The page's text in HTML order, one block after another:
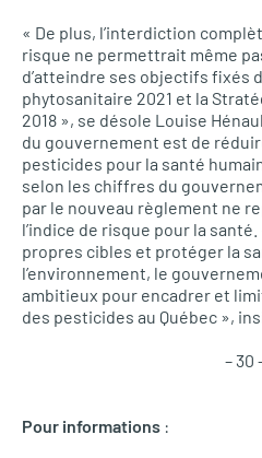
« De plus, l’interdiction
risque ne permettrait même
d’atteindre ses objectifs fixés
phytosanitaire 2021 et la
2018 », se désole Louise
du gouvernement est de
pesticides pour la santé
selon les chiffres du
par le nouveau règlement ne
l’indice de risque pour la
propres cibles et protéger la
l’environnement, le
ambitieux pour encadrer et
des pesticides au Québec »,
– 30
Pour informations :